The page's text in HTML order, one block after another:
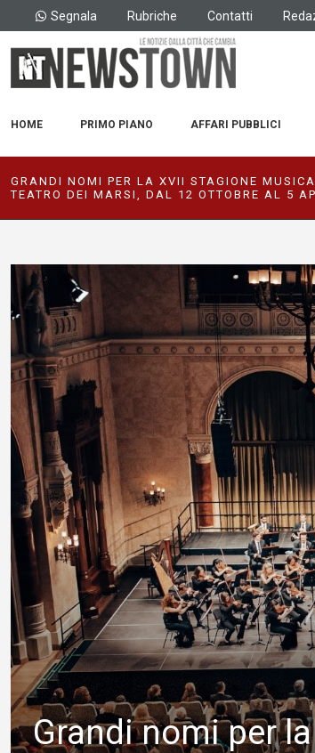
Segnala Rubriche Contatti
HOME PRIMO PIANO AFFARI PUBBLICI
GRANDI NOMI PER LA XVII STAGIONE
TEATRO DEI MARSI, DAL 12 OTTOBRE AL 5
Grandi nomi per